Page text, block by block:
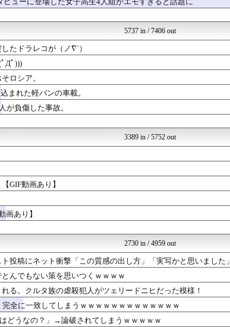
よ」ド...
バズッター速報
はーとログ
ブチューって...
まとめCUP
でなかった」財...
コノユビニュース｜みんなの...
まうwwwww...
女子アナお宝画像速報－5c...
目で見ないでく...
Zチャンネル＠VIP
ほんわかMkⅡ
でしまう…
なんまめ
SSまにあっくす！
くまニュース
バイトを体験し...
ラブライブ！まとめブログ ...
アナきゃぷ速報
運転だった」
韓国ニュース反応まとめ
モッコスヌ〜ン
られたらしい、...
婚外ちゃんねる
場の崖っぷち ...
国難にあってもの申す！！
たｗｗｗｗ
初め...
(*ﾟ∀ﾟ)ゞカガクニュー...
はーとログ
5737 in / 7406 out
たドラレコが（ノ∇`）
ﾟДﾟ)))
ロシア。
まれた軽バンの車載。
が負傷した事故。
3389 in / 5752 out
GIF動画あり】
あり】
2730 in / 4959 out
投稿にネット衝撃「この質感の出し方」「実写かと思いました」
んでもない策を思いつくｗｗｗｗ
る。クルタ族の虐殺犯人がツェリードニヒだった模様！
全に一致してしまうｗｗｗｗｗｗｗｗｗｗｗｗｗ
どうなの？」→論破されてしまうｗｗｗｗｗ